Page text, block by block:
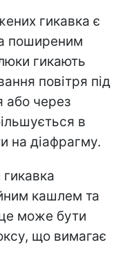
гикавка є
поширеним
гикають
повітря під
або через
в
на діафрагму.
кашлем та
може бути
що вимагає